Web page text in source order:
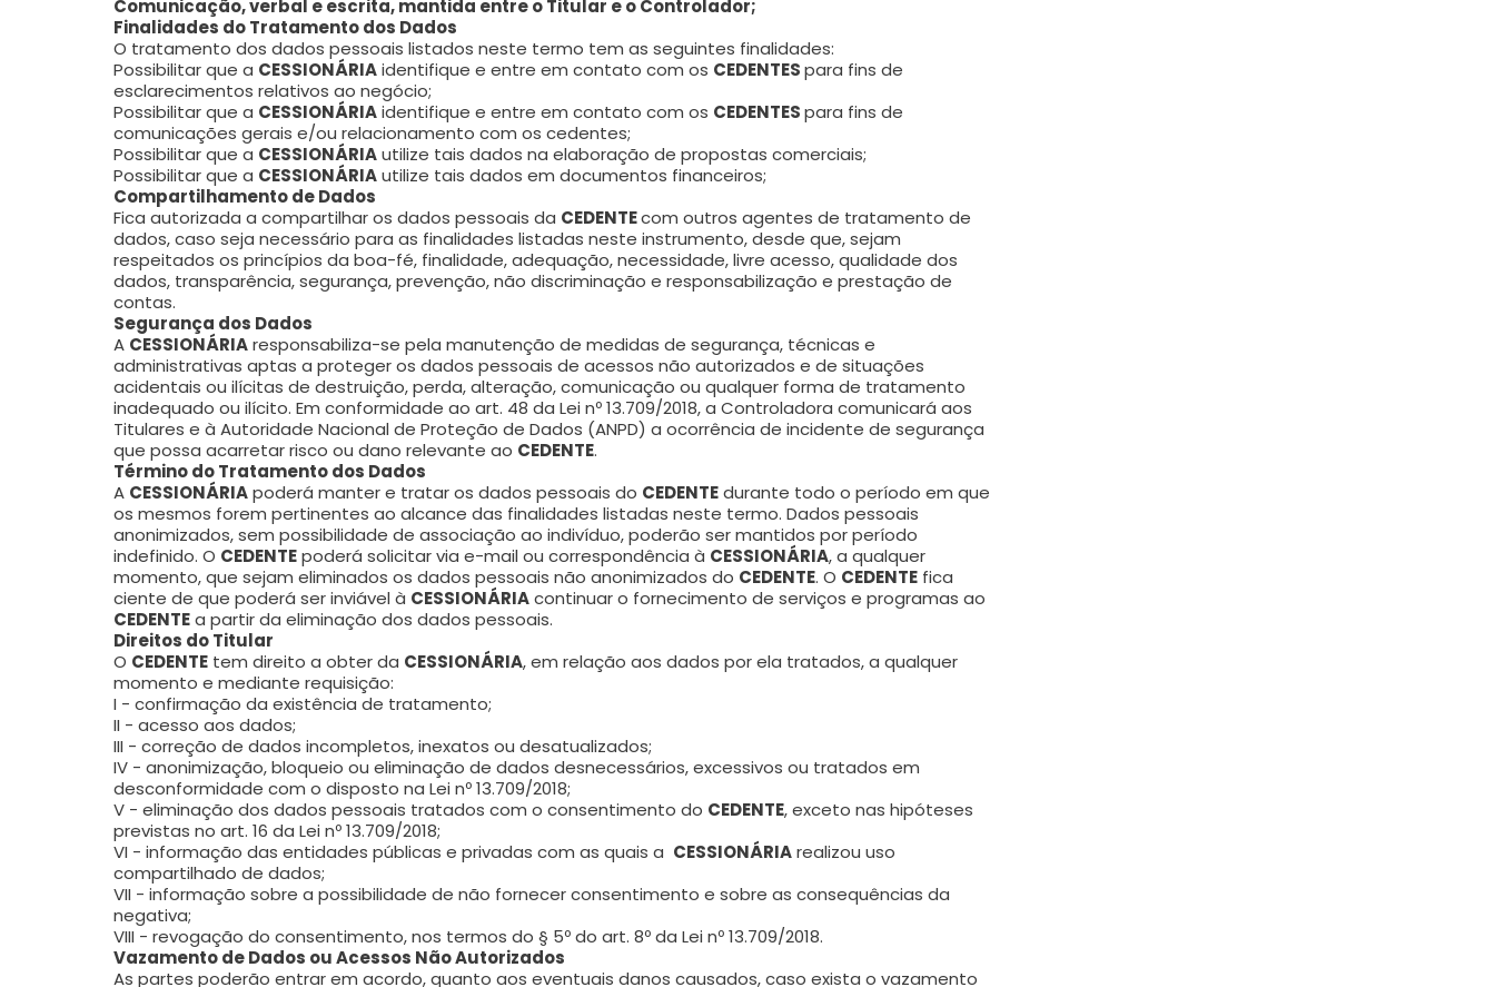
Comunicação, verbal e escrita, mantida entre o Titular e o Controlador;
Finalidades do Tratamento dos Dados
O tratamento dos dados pessoais listados neste termo tem as seguintes finalidades:
Possibilitar que a CESSIONÁRIAidentifique e entre em contato com os CEDENTESpara fins de
esclarecimentos relativos ao negócio;
Possibilitar que a CESSIONÁRIAidentifique e entre em contato com os CEDENTESpara fins de
comunicações gerais e/ou relacionamento com os cedentes;
Possibilitar que a CESSIONÁRIAutilize tais dados na elaboração de propostas comerciais;
Possibilitar que a CESSIONÁRIAutilize tais dados em documentos financeiros;
Compartilhamento de Dados
Fica autorizada a compartilhar os dados pessoais da CEDENTEcom outros agentes de tratamento de
dados, caso seja necessário para as finalidades listadas neste instrumento, desde que, sejam
respeitados os princípios da boa-fé, finalidade, adequação, necessidade, livre acesso, qualidade dos
dados, transparência, segurança, prevenção, não discriminação e responsabilização e prestação de
contas.
Segurança dos Dados
A CESSIONÁRIAresponsabiliza-se pela manutenção de medidas de segurança, técnicas e
administrativas aptas a proteger os dados pessoais de acessos não autorizados e de situações
acidentais ou ilícitas de destruição, perda, alteração, comunicação ou qualquer forma de tratamento
inadequado ou ilícito. Em conformidade ao art. 48 da Lei nº 13.709/2018, a Controladora comunicará aos
Titulares e à Autoridade Nacional de Proteção de Dados (ANPD) a ocorrência de incidente de segurança
que possa acarretar risco ou dano relevante ao CEDENTE.
Término do Tratamento dos Dados
A CESSIONÁRIApoderá manter e tratar os dados pessoais do CEDENTEdurante todo o período em que
os mesmos forem pertinentes ao alcance das finalidades listadas neste termo. Dados pessoais
anonimizados, sem possibilidade de associação ao indivíduo, poderão ser mantidos por período
indefinido. O CEDENTEpoderá solicitar via e-mail ou correspondência à CESSIONÁRIA, a qualquer
momento, que sejam eliminados os dados pessoais não anonimizados do CEDENTE. O CEDENTE fica
ciente de que poderá ser inviável à CESSIONÁRIAcontinuar o fornecimento de serviços e programas ao
CEDENTEa partir da eliminação dos dados pessoais.
Direitos do Titular
O CEDENTE tem direito a obter da CESSIONÁRIA, em relação aos dados por ela tratados, a qualquer
momento e mediante requisição:
I - confirmação da existência de tratamento;
II - acesso aos dados;
III - correção de dados incompletos, inexatos ou desatualizados;
IV - anonimização, bloqueio ou eliminação de dados desnecessários, excessivos ou tratados em
desconformidade com o disposto na Lei nº 13.709/2018;
V - eliminação dos dados pessoais tratados com o consentimento do CEDENTE, exceto nas hipóteses
previstas no art. 16 da Lei nº 13.709/2018;
VI - informação das entidades públicas e privadas com as quais a CESSIONÁRIArealizou uso
compartilhado de dados;
VII - informação sobre a possibilidade de não fornecer consentimento e sobre as consequências da
negativa;
VIII - revogação do consentimento, nos termos do § 5º do art. 8º da Lei nº 13.709/2018.
Vazamento de Dados ou Acessos Não Autorizados
As partes poderão entrar em acordo, quanto aos eventuais danos causados, caso exista o vazamento